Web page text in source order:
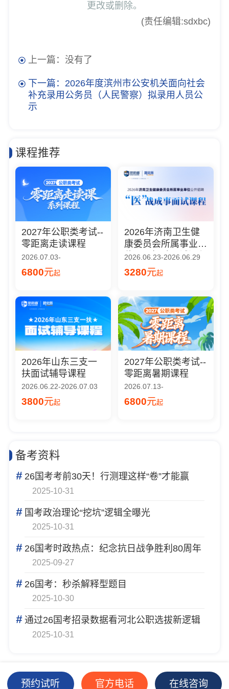
更改或删除。
(责任编辑:sdxbc)
上一篇：没有了
下一篇：2026年度滨州市公安机关面向社会
补充录用公务员（人民警察）拟录用人员公
示
课程推荐
2027年公职类考试--
零距离走读课程
2026.07.03-
6800元起
2026年济南卫生健
康委员会所属事业单
位公开招聘面试课程
2026.06.23-2026.06.29
3280元起
2026年山东三支一
扶面试辅导课程
2026.06.22-2026.07.03
3800元起
2027年公职类考试--
零距离暑期课程
2026.07.13-
6800元起
备考资料
#26国考考前30天！行测理这样“卷”才能赢
2025-10-31
#国考政治理论“挖坑”逻辑全曝光
2025-10-31
#26国考时政热点：纪念抗日战争胜利80周年
2025-09-27
#26国考：秒杀解释型题目
2025-10-30
#通过26国考招录数据看河北公职选拔新逻辑
2025-10-31
预约试听 官方电话 在线咨询